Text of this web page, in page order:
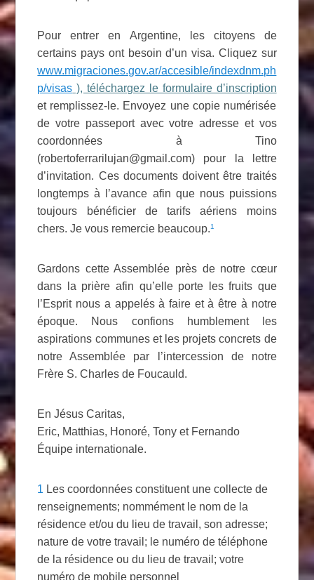
Pour entrer en Argentine, les citoyens de
certains pays ont besoin d’un visa. Cliquez sur
www.migraciones.gov.ar/accesible/indexdnm.ph
p/visas ), téléchargez le formulaire d’inscription
et remplissez-le. Envoyez une copie numérisée
de votre passeport avec votre adresse et vos
coordonnées à Tino
(robertoferrarilujan@gmail.com) pour la lettre
d’invitation. Ces documents doivent être traités
longtemps à l’avance afin que nous puissions
toujours bénéficier de tarifs aériens moins
chers. Je vous remercie beaucoup.1
Gardons cette Assemblée près de notre cœur
dans la prière afin qu’elle porte les fruits que
l’Esprit nous a appelés à faire et à être à notre
époque. Nous confions humblement les
aspirations communes et les projets concrets de
notre Assemblée par l’intercession de notre
Frère S. Charles de Foucauld.
En Jésus Caritas,
Eric, Matthias, Honoré, Tony et Fernando
Équipe internationale.
1 Les coordonnées constituent une collecte de
renseignements; nommément le nom de la
résidence et/ou du lieu de travail, son adresse;
nature de votre travail; le numéro de téléphone
de la résidence ou du lieu de travail; votre
numéro de mobile personnel